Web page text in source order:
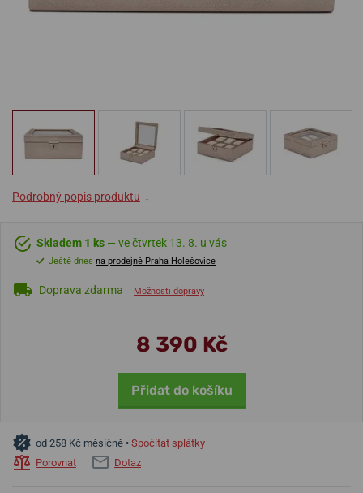
Podrobný popis produktu ↓
Skladem 1 ks — ve čtvrtek 13. 8. u vás
Ještě dnes na prodejně Praha Holešovice
Doprava zdarma Možnosti dopravy
8 390 Kč
Přidat do košíku
od 258 Kč měsíčně • Spočítat splátky
Porovnat
Dotaz